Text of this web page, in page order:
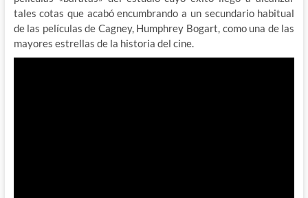
tales cotas que acabó encumbrando a un secundario habitual
de las películas de Cagney, Humphrey Bogart, como una de las
mayores estrellas de la historia del cine.